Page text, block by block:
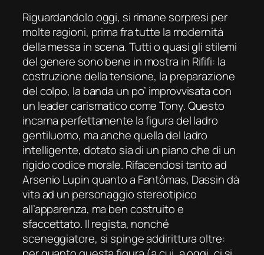
Riguardandolo oggi, si rimane sorpresi per
molte ragioni, prima fra tutte la modernità
della messa in scena. Tutti o quasi gli stilemi
del genere sono bene in mostra in Rififi: la
costruzione della tensione, la preparazione
del colpo, la banda un po’ improvvisata con
un leader carismatico come Tony. Questo
incarna perfettamente la figura del ladro
gentiluomo, ma anche quella del ladro
intelligente, dotato sia di un piano che di un
rigido codice morale. Rifacendosi tanto ad
Arsenio Lupin quanto a Fantômas, Dassin dà
vita ad un personaggio stereotipico
all’apparenza, ma ben costruito e
sfaccettato. Il regista, nonché
sceneggiatore, si spinge addirittura oltre: